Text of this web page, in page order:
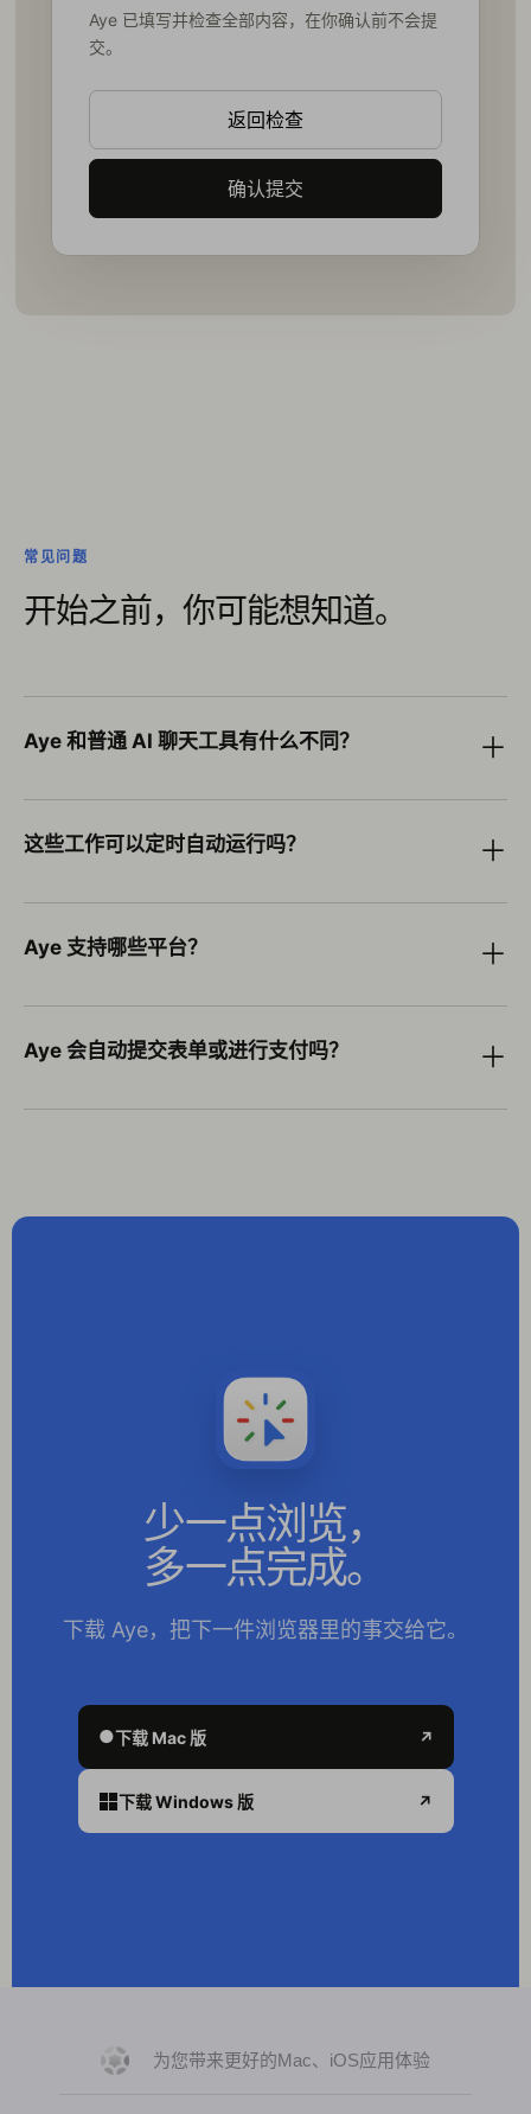
Aye 已填写并检查全部内容，在你确认前不会提
交。
返回检查
确认提交
常见问题
开始之前，你可能想知道。
Aye 和普通 AI 聊天工具有什么不同？ ＋
这些工作可以定时自动运行吗？ ＋
Aye 支持哪些平台？ ＋
Aye 会自动提交表单或进行支付吗？ ＋
少一点浏览，
多一点完成。
下载 Aye，把下一件浏览器里的事交给它。
●下载 Mac 版 ↗
下载 Windows 版 ↗
为您带来更好的Mac、iOS应用体验